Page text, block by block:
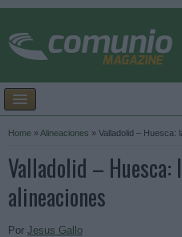
Home »Alineaciones » Valladolid – Huesca:
Valladolid – Huesca:
alineaciones
Por Jesus Gallo